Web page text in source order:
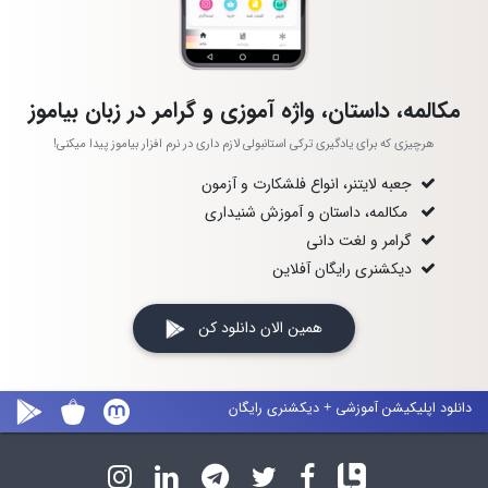
مکالمه، داستان، واژه آموزی و گرامر در زبان بیاموز
هرچیزی که برای یادگیری ترکی استانبولی لازم داری در نرم افزار بیاموز پیدا میکنی!
جعبه لایتنر، انواع فلشکارت و آزمون
مکالمه، داستان و آموزش شنیداری
گرامر و لغت دانی
دیکشنری رایگان آفلاین
همین الان دانلود کن
دانلود اپلیکیشن آموزشی + دیکشنری رایگان